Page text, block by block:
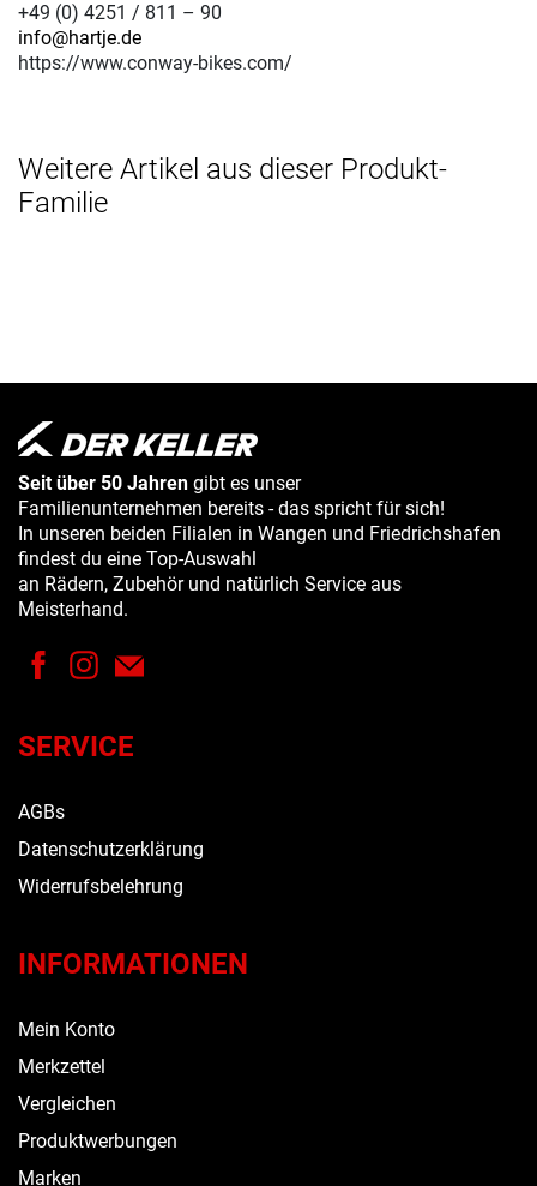
+49 (0) 4251 / 811 – 90
info@hartje.de
https://www.conway-bikes.com/
Weitere Artikel aus dieser Produkt-
Familie
Seit über 50 Jahren gibt es unser
Familienunternehmen bereits - das spricht für sich!
In unseren beiden Filialen in Wangen und Friedrichshafen
findest du eine Top-Auswahl
an Rädern, Zubehör und natürlich Service aus
Meisterhand.
SERVICE
AGBs
Datenschutzerklärung
Widerrufsbelehrung
INFORMATIONEN
Mein Konto
Merkzettel
Vergleichen
Produktwerbungen
Marken